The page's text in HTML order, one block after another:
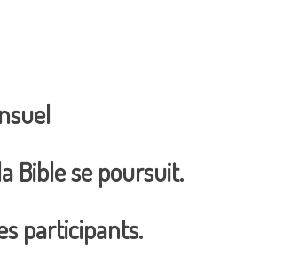
Bible se poursuit.
participants.